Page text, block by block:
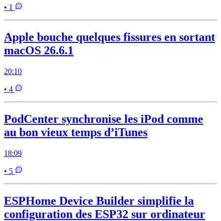
• 1
Apple bouche quelques fissures en sortant
macOS 26.6.1
20:10
• 4
PodCenter synchronise les iPod comme
au bon vieux temps d’iTunes
18:09
• 5
ESPHome Device Builder simplifie la
configuration des ESP32 sur ordinateur